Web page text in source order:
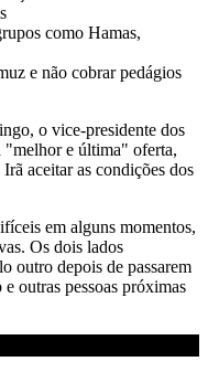
como Hamas,
e não cobrar pedágios
o vice-presidente dos
"melhor e última" oferta,
aceitar as condições dos
em alguns momentos,
Os dois lados
outro depois de passarem
outras pessoas próximas